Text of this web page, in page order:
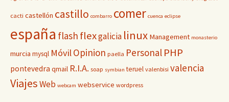
cacti castellón castillo combarro comer cuenca eclipse
españa flash flexgalicia linux Management monasterio
murcia mysql MóvilOpinion paella Personal PHP
pontevedra qmail R.I.A. soap symbian teruel valenbisi valencia
ViajesWeb webcam webservice wordpress